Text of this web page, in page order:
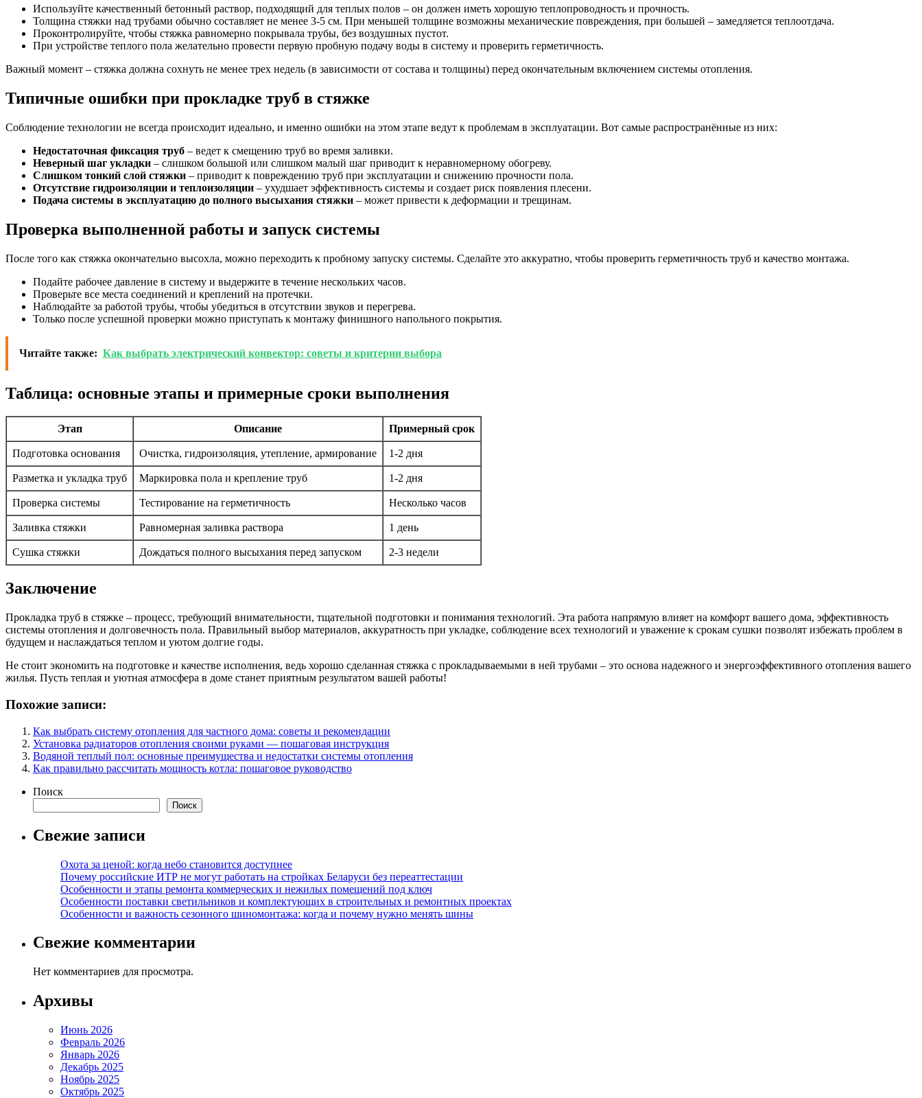
Используйте качественный бетонный раствор, подходящий для теплых полов – он должен иметь хорошую теплопроводность и прочность.
Толщина стяжки над трубами обычно составляет не менее 3-5 см. При меньшей толщине возможны механические повреждения, при большей – замедляется теплоотдача.
Проконтролируйте, чтобы стяжка равномерно покрывала трубы, без воздушных пустот.
При устройстве теплого пола желательно провести первую пробную подачу воды в систему и проверить герметичность.
Важный момент – стяжка должна сохнуть не менее трех недель (в зависимости от состава и толщины) перед окончательным включением системы отопления.
Типичные ошибки при прокладке труб в стяжке
Соблюдение технологии не всегда происходит идеально, и именно ошибки на этом этапе ведут к проблемам в эксплуатации. Вот самые распространённые из них:
Недостаточная фиксация труб – ведет к смещению труб во время заливки.
Неверный шаг укладки – слишком большой или слишком малый шаг приводит к неравномерному обогреву.
Слишком тонкий слой стяжки – приводит к повреждению труб при эксплуатации и снижению прочности пола.
Отсутствие гидроизоляции и теплоизоляции – ухудшает эффективность системы и создает риск появления плесени.
Подача системы в эксплуатацию до полного высыхания стяжки – может привести к деформации и трещинам.
Проверка выполненной работы и запуск системы
После того как стяжка окончательно высохла, можно переходить к пробному запуску системы. Сделайте это аккуратно, чтобы проверить герметичность труб и качество монтажа.
Подайте рабочее давление в систему и выдержите в течение нескольких часов.
Проверьте все места соединений и креплений на протечки.
Наблюдайте за работой трубы, чтобы убедиться в отсутствии звуков и перегрева.
Только после успешной проверки можно приступать к монтажу финишного напольного покрытия.
Читайте также: Как выбрать электрический конвектор: советы и критерии выбора
Таблица: основные этапы и примерные сроки выполнения
Этап Описание Примерный срок
Подготовка основания Очистка, гидроизоляция, утепление, армирование 1-2 дня
Разметка и укладка труб Маркировка пола и крепление труб 1-2 дня
Проверка системы Тестирование на герметичность Несколько часов
Заливка стяжки Равномерная заливка раствора 1 день
Сушка стяжки Дождаться полного высыхания перед запуском 2-3 недели
Заключение
Прокладка труб в стяжке – процесс, требующий внимательности, тщательной подготовки и понимания технологий. Эта работа напрямую влияет на комфорт вашего дома, эффективность
системы отопления и долговечность пола. Правильный выбор материалов, аккуратность при укладке, соблюдение всех технологий и уважение к срокам сушки позволят избежать проблем в
будущем и наслаждаться теплом и уютом долгие годы.
Не стоит экономить на подготовке и качестве исполнения, ведь хорошо сделанная стяжка с прокладываемыми в ней трубами – это основа надежного и энергоэффективного отопления вашего
жилья. Пусть теплая и уютная атмосфера в доме станет приятным результатом вашей работы!
Похожие записи:
Как выбрать систему отопления для частного дома: советы и рекомендации
Установка радиаторов отопления своими руками — пошаговая инструкция
Водяной теплый пол: основные преимущества и недостатки системы отопления
Как правильно рассчитать мощность котла: пошаговое руководство
Поиск
Поиск
Свежие записи
Охота за ценой: когда небо становится доступнее
Почему российские ИТР не могут работать на стройках Беларуси без переаттестации
Особенности и этапы ремонта коммерческих и нежилых помещений под ключ
Особенности поставки светильников и комплектующих в строительных и ремонтных проектах
Особенности и важность сезонного шиномонтажа: когда и почему нужно менять шины
Свежие комментарии
Нет комментариев для просмотра.
Архивы
Июнь 2026
Февраль 2026
Январь 2026
Декабрь 2025
Ноябрь 2025
Октябрь 2025